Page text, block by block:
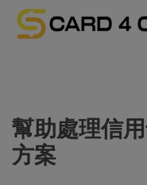
幫助處理信
方案